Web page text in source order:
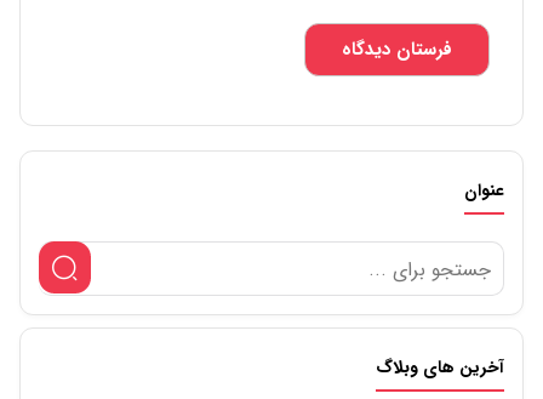
عنوان
آخرین های وبلاگ